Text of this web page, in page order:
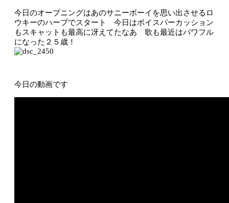
今日のオープニングはあのサニーボーイを思い出させるロ
ウキーのハープでスタート 今日はボイスパーカッション
もスキャットも最高に冴えてたなあ 歌も最近はパワフル
になった２５歳！
今日の動画です